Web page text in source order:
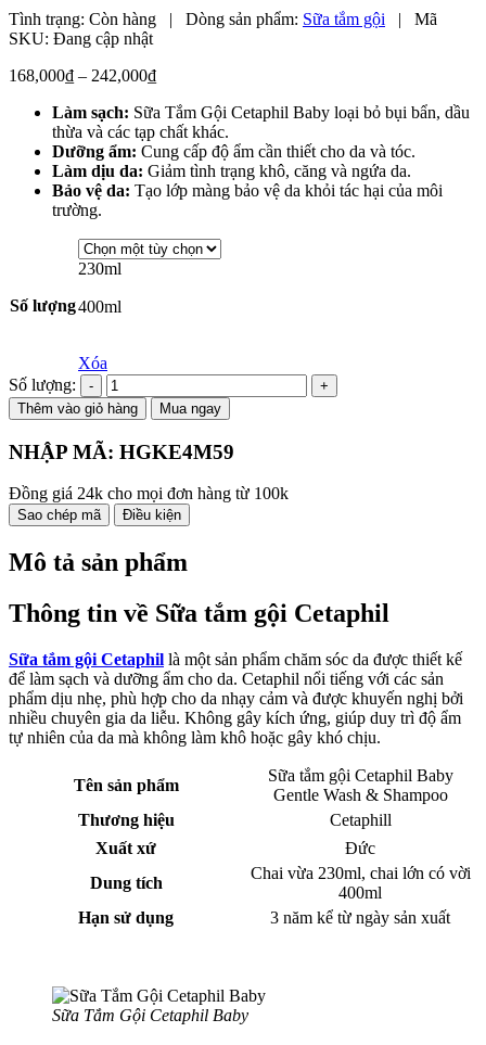
Tình trạng: Còn hàng | Dòng sản phẩm: Sữa tắm gội |
Mã
SKU: Đang cập nhật
168,000₫ – 242,000₫Khoảng
từ
168,000₫
đến
242,000₫
Làm sạch: Sữa Tắm Gội Cetaphil Baby loại bỏ bụi bẩn, dầu
thừa và các tạp chất khác.
Dưỡng ẩm: Cung cấp độ ẩm cần thiết cho da và tóc.
Làm dịu da: Giảm tình trạng khô, căng và ngứa da.
Bảo vệ da: Tạo lớp màng bảo vệ da khỏi tác hại của môi
trường.
Số lượng
230ml
400ml
Xóa
Số lượng:
Thêm vào giỏ hàng Mua ngay
NHẬP MÃ: HGKE4M59
Đồng giá 24k cho mọi đơn hàng từ 100k
Sao chép mã Điều kiện
Mô tả sản phẩm
Thông tin về Sữa tắm gội Cetaphil
Sữa tắm gội Cetaphil là một sản phẩm chăm sóc da được thiết kế
để làm sạch và dưỡng ẩm cho da. Cetaphil nổi tiếng với các sản
phẩm dịu nhẹ, phù hợp cho da nhạy cảm và được khuyến nghị bởi
nhiều chuyên gia da liễu. Không gây kích ứng, giúp duy trì độ ẩm
tự nhiên của da mà không làm khô hoặc gây khó chịu.
Tên sản phẩm
Sữa tắm gội Cetaphil Baby
Gentle Wash & Shampoo
Thương hiệu
Cetaphill
Xuất xứ
Đức
Dung tích
Chai vừa 230ml, chai lớn có vời
400ml
Hạn sử dụng
3 năm kể từ ngày sản xuất
Sữa Tắm Gội Cetaphil Baby